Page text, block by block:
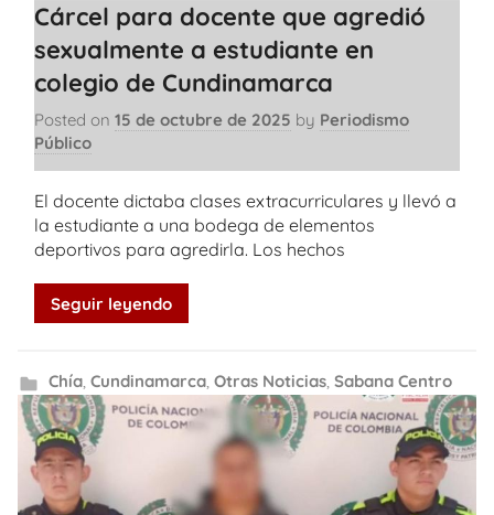
Cárcel para docente que agredió
sexualmente a estudiante en
colegio de Cundinamarca
Posted on 15 de octubre de 2025 by Periodismo
Público
El docente dictaba clases extracurriculares y llevó a
la estudiante a una bodega de elementos
deportivos para agredirla. Los hechos
Seguir leyendo
Chía, Cundinamarca, Otras Noticias, Sabana Centro